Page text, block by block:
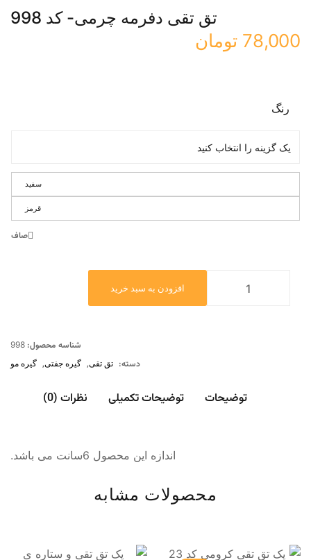
تق تقی دفرمه چرمی- کد 998
78,000 تومان
رنگ
سفید
قرمز
صاف
افزودن به سبد خرید
شناسه محصول: 998
دسته: تق تقی, گیره جفتی, گیره مو
توضیحات توضیحات تکمیلی نظرات (0)
اندازه این محصول 6سانت می باشد.
محصولات مشابه